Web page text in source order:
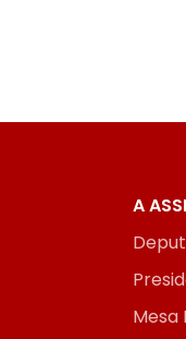
A
Mesa